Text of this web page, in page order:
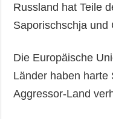
Russland hat Teile
Saporischschja und
Die Europäische
Länder haben harte
Aggressor-Land